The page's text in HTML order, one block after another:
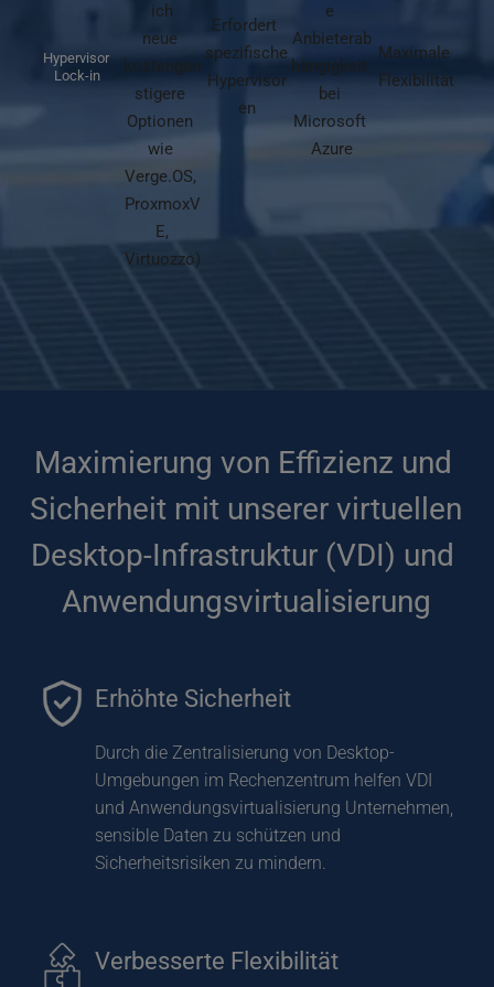
Hypervisor
Lock-in
ich
neue
kostengün
stigere
Optionen
wie
Verge.OS,
ProxmoxV
E,
Virtuozzo)
Erfordert
spezifische
Hypervisor
en
e
Anbieterab
hängigkeit
bei
Microsoft
Azure
Maximale
Flexibilität
Maximierung von Effizienz und
Sicherheit mit unserer virtuellen
Desktop-Infrastruktur (VDI) und
Anwendungsvirtualisierung
Erhöhte Sicherheit
Durch die Zentralisierung von Desktop-
Umgebungen im Rechenzentrum helfen VDI
und Anwendungsvirtualisierung Unternehmen,
sensible Daten zu schützen und
Sicherheitsrisiken zu mindern.
Verbesserte Flexibilität